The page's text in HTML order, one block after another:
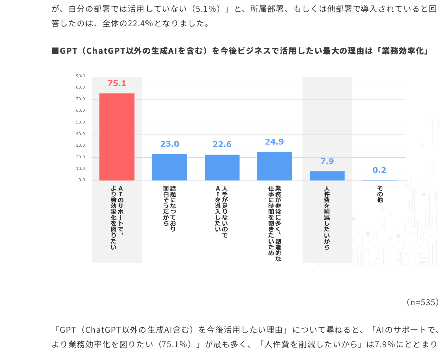
が、自分の部署では活用していない（5.1％）」と、所属部署、もしくは他部署で導入されていると回
答したのは、全体の22.4％となりました。
■GPT（ChatGPT以外の生成AIを含む）を今後ビジネスで活用したい最大の理由は「業務効率化」
（n=535）
「GPT（ChatGPT以外の生成AI含む）を今後活用したい理由」について尋ねると、「AIのサポートで、
より業務効率化を図りたい（75.1％）」が最も多く、「人件費を削減したいから」は7.9％にとどまり